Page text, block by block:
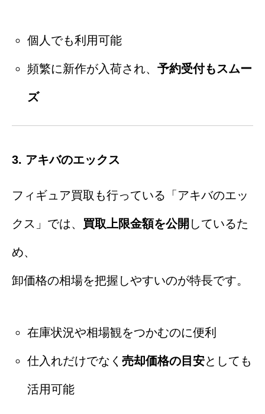
個人でも利用可能
頻繁に新作が入荷され、 予約受付もスムー
ズ
3. アキバのエックス
フィギュア買取も行っている「アキバのエッ
クス」では、 買取上限金額を公開 しているた
め、
卸価格の相場を把握しやすいのが特長です。
在庫状況や相場観をつかむのに便利
仕入れだけでなく 売却価格の目安としても
活用可能